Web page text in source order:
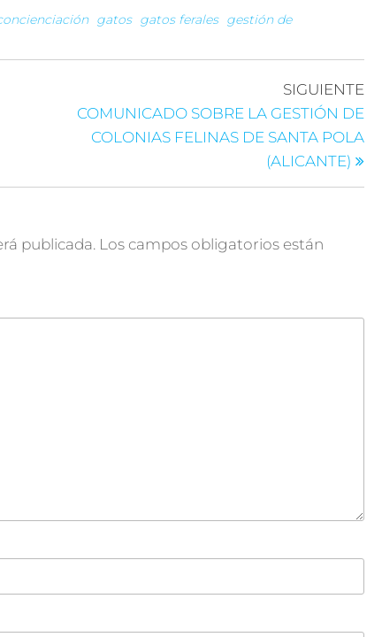
gatos gatos ferales gestión de
SIGUIENTE
COMUNICADO SOBRE LA GESTIÓN DE
COLONIAS FELINAS DE SANTA POLA
(ALICANTE)
publicada. Los campos obligatorios están